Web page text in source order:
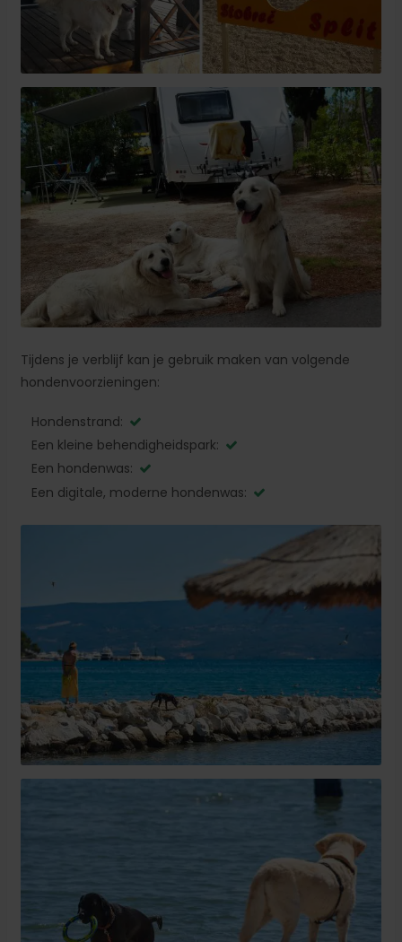
Tijdens je verblijf kan je gebruik maken van volgende
hondenvoorzieningen:
Hondenstrand:
Een kleine behendigheidspark:
Een hondenwas:
Een digitale, moderne hondenwas: